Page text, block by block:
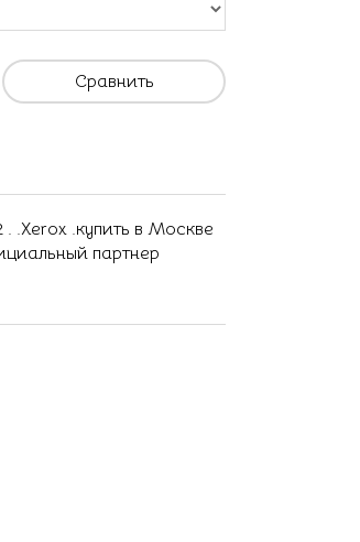
Сравнить
.Xerox .купить в Москве
партнер